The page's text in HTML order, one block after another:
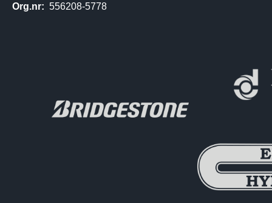
Org.nr: 556208-5778